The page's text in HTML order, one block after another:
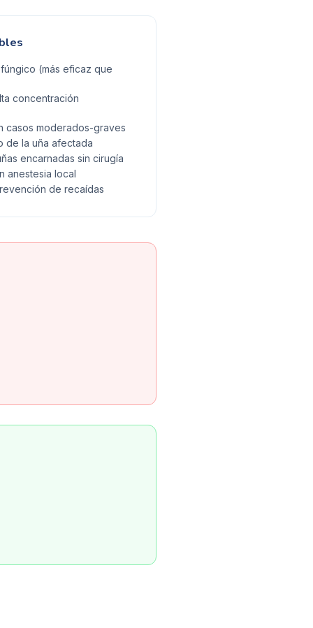
(más eficaz que
concentración
casos moderados-graves
de la uña afectada
encarnadas sin cirugía
anestesia local
de recaídas